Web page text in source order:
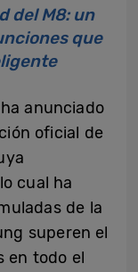
del M8: un
que
anunciado
oficial de
cual ha
de la
superen el
en todo el